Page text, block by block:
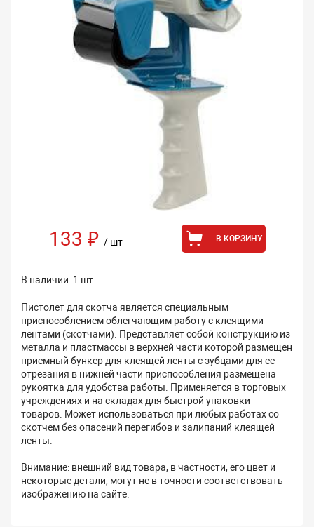
133 ₽ / шт В КОРЗИНУ
В наличии: 1 шт
Пистолет для скотча является специальным
приспособлением облегчающим работу с клеящими
лентами (скотчами). Представляет собой конструкцию из
металла и пластмассы в верхней части которой размещен
приемный бункер для клеящей ленты с зубцами для ее
отрезания в нижней части приспособления размещена
рукоятка для удобства работы. Применяется в торговых
учреждениях и на складах для быстрой упаковки
товаров. Может использоваться при любых работах со
скотчем без опасений перегибов и залипаний клеящей
ленты.
Внимание: внешний вид товара, в частности, его цвет и
некоторые детали, могут не в точности соответствовать
изображению на сайте.